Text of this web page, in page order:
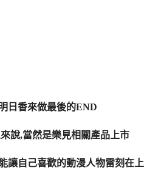
日香來做最後的END
說,當然是樂見相關產品上市
讓自己喜歡的動漫人物雷刻在上